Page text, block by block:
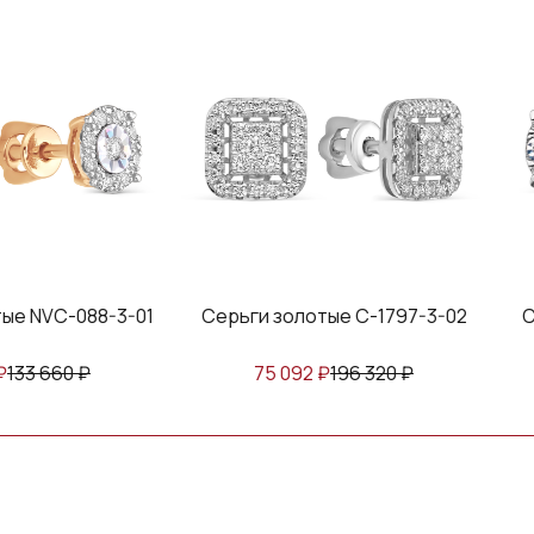
золотые С-1797-3-02
75 092
Серьги золотые С-1815-
59 196₽